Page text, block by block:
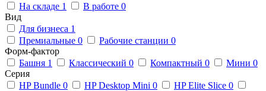
На складе 1 В работе 0
Вид
Для бизнеса 1
Премиальные 0 Рабочие станции 0
Форм-фактор
Башня 1 Классический 0 Компактный 0 Мини 0
Серия
HP Bundle 0 HP Desktop Mini 0 HP Elite Slice 0